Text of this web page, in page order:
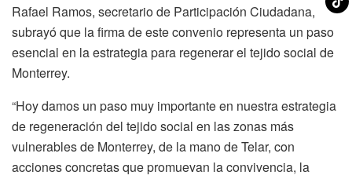
Rafael Ramos, secretario de Participación Ciudadana,
subrayó que la firma de este convenio representa un paso
esencial en la estrategia para regenerar el tejido social de
Monterrey.
“Hoy damos un paso muy importante en nuestra estrategia
de regeneración del tejido social en las zonas más
vulnerables de Monterrey, de la mano de Telar, con
acciones concretas que promuevan la convivencia, la